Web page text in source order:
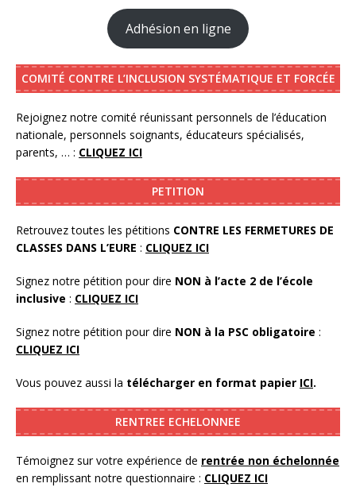
Adhésion en ligne
COMITÉ CONTRE L’INCLUSION SYSTÉMATIQUE ET FORCÉE
Rejoignez notre comité réunissant personnels de l’éducation
nationale, personnels soignants, éducateurs spécialisés,
parents, … : CLIQUEZ ICI
PETITION
Retrouvez toutes les pétitions CONTRE LES FERMETURES DE
CLASSES DANS L’EURE : CLIQUEZ ICI
Signez notre pétition pour dire NON à l’acte 2 de l’école
inclusive : CLIQUEZ ICI
Signez notre pétition pour dire NON à la PSC obligatoire :
CLIQUEZ ICI
Vous pouvez aussi la télécharger en format papier ICI.
RENTREE ECHELONNEE
Témoignez sur votre expérience de rentrée non échelonnée
en remplissant notre questionnaire : CLIQUEZ ICI